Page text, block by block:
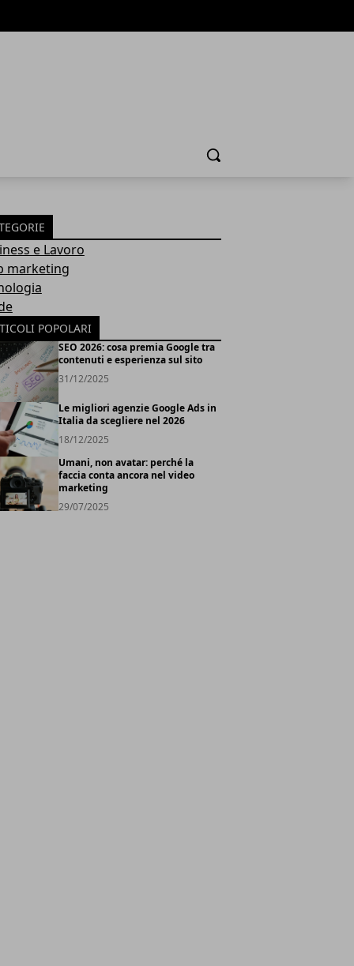
Cerca
e Lavoro
marketing
POPOLARI
SEO 2026: cosa premia Google tra
contenuti e esperienza sul sito
31/12/2025
Le migliori agenzie Google Ads in
Italia da scegliere nel 2026
18/12/2025
Umani, non avatar: perché la
faccia conta ancora nel video
marketing
29/07/2025